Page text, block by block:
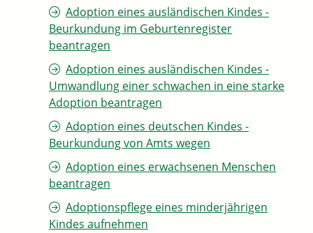
Adoption eines ausländischen Kindes -
Beurkundung im Geburtenregister
beantragen
Adoption eines ausländischen Kindes -
Umwandlung einer schwachen in eine starke
Adoption beantragen
Adoption eines deutschen Kindes -
Beurkundung von Amts wegen
Adoption eines erwachsenen Menschen
beantragen
Adoptionspflege eines minderjährigen
Kindes aufnehmen